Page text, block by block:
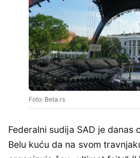
Foto: Beta.rs
Federalni sudija SAD je danas
Belu kuću da na svom